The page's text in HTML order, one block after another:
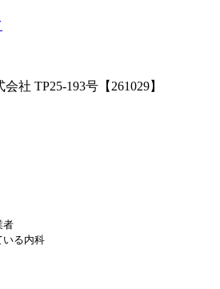
社 TP25-193号【261029】
者
いる内科